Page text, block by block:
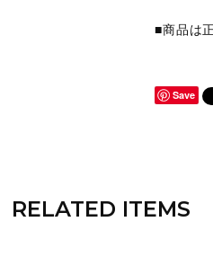
■商品は
Save
RELATED ITEMS